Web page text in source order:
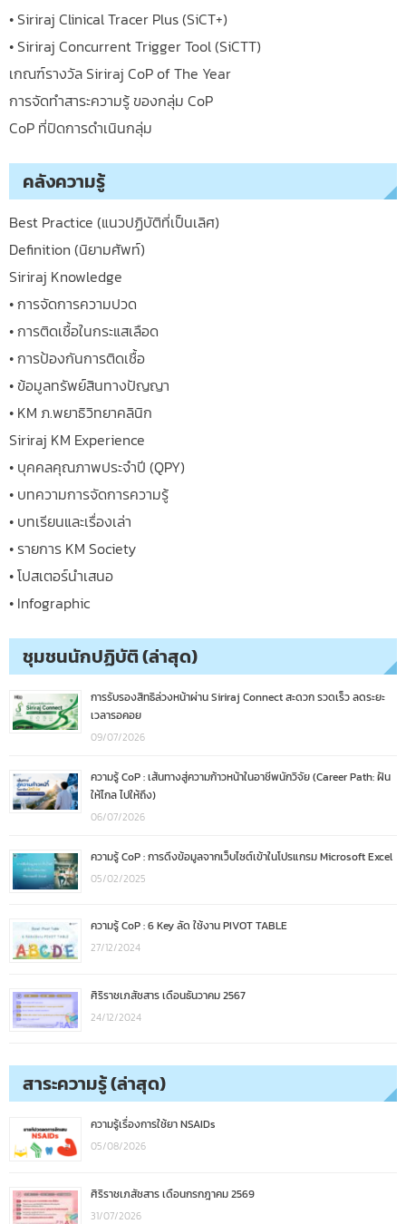
• Siriraj Clinical Tracer Plus (SiCT+)
• Siriraj Concurrent Trigger Tool (SiCTT)
เกณฑ์รางวัล Siriraj CoP of The Year
การจัดทำสาระความรู้ ของกลุ่ม CoP
CoP ที่ปิดการดำเนินกลุ่ม
คลังความรู้
Best Practice (แนวปฏิบัติที่เป็นเลิศ)
Definition (นิยามศัพท์)
Siriraj Knowledge
• การจัดการความปวด
• การติดเชื้อในกระแสเลือด
• การป้องกันการติดเชื้อ
• ข้อมูลทรัพย์สินทางปัญญา
• KM ภ.พยาธิวิทยาคลินิก
Siriraj KM Experience
• บุคคลคุณภาพประจำปี (QPY)
• บทความการจัดการความรู้
• บทเรียนและเรื่องเล่า
• รายการ KM Society
• โปสเตอร์นำเสนอ
• Infographic
ชุมชนนักปฏิบัติ (ล่าสุด)
การรับรองสิทธิล่วงหน้าผ่าน Siriraj Connect สะดวก รวดเร็ว ลดระยะ
เวลารอคอย
09/07/2026
ความรู้ CoP : เส้นทางสู่ความก้าวหน้าในอาชีพนักวิจัย (Career Path: ฝัน
ให้ไกล ไปให้ถึง)
06/07/2026
ความรู้ CoP : การดึงข้อมูลจากเว็บไซต์เข้าในโปรแกรม Microsoft Excel
05/02/2025
ความรู้ CoP : 6 Key ลัด ใช้งาน PIVOT TABLE
27/12/2024
ศิริราชเภสัชสาร เดือนธันวาคม 2567
24/12/2024
สาระความรู้ (ล่าสุด)
ความรู้เรื่องการใช้ยา NSAIDs
05/08/2026
ศิริราชเภสัชสาร เดือนกรกฎาคม 2569
31/07/2026